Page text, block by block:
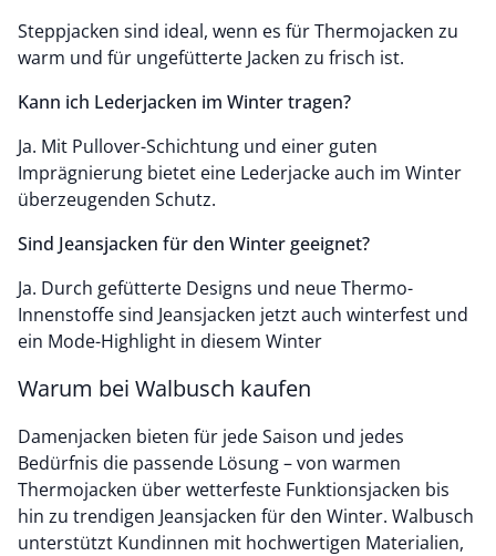
Steppjacken sind ideal, wenn es für Thermojacken zu
warm und für ungefütterte Jacken zu frisch ist.
Kann ich Lederjacken im Winter tragen?
Ja. Mit Pullover-Schichtung und einer guten
Imprägnierung bietet eine Lederjacke auch im Winter
überzeugenden Schutz.
Sind Jeansjacken für den Winter geeignet?
Ja. Durch gefütterte Designs und neue Thermo-
Innenstoffe sind Jeansjacken jetzt auch winterfest und
ein Mode-Highlight in diesem Winter
Warum bei Walbusch kaufen
Damenjacken bieten für jede Saison und jedes
Bedürfnis die passende Lösung – von warmen
Thermojacken über wetterfeste Funktionsjacken bis
hin zu trendigen Jeansjacken für den Winter. Walbusch
unterstützt Kundinnen mit hochwertigen Materialien,